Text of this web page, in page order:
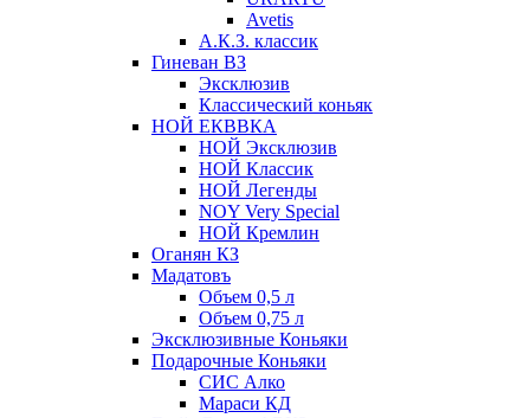
Avetis
А.К.З. классик
Гиневан ВЗ
Эксклюзив
Классический коньяк
НОЙ ЕКВВКА
НОЙ Эксклюзив
НОЙ Классик
НОЙ Легенды
NOY Very Speсial
НОЙ Кремлин
Оганян КЗ
Мадатовъ
Объем 0,5 л
Объем 0,75 л
Эксклюзивные Коньяки
Подарочные Коньяки
СИС Алко
Мараси КД